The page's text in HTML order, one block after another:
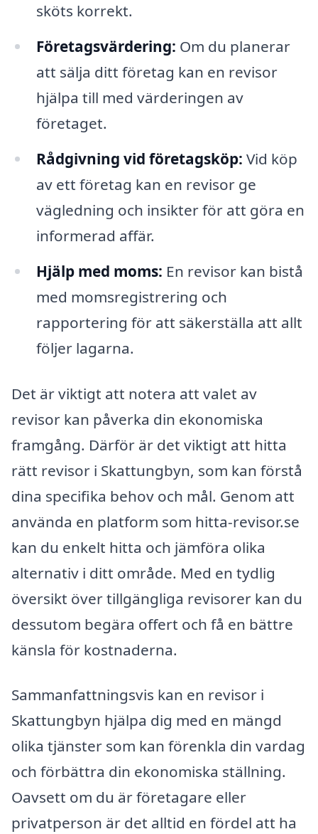
sköts korrekt.
Företagsvärdering: Om du planerar
att sälja ditt företag kan en revisor
hjälpa till med värderingen av
företaget.
Rådgivning vid företagsköp: Vid köp
av ett företag kan en revisor ge
vägledning och insikter för att göra en
informerad affär.
Hjälp med moms: En revisor kan bistå
med momsregistrering och
rapportering för att säkerställa att allt
följer lagarna.
Det är viktigt att notera att valet av
revisor kan påverka din ekonomiska
framgång. Därför är det viktigt att hitta
rätt revisor i Skattungbyn, som kan förstå
dina specifika behov och mål. Genom att
använda en platform som hitta-revisor.se
kan du enkelt hitta och jämföra olika
alternativ i ditt område. Med en tydlig
översikt över tillgängliga revisorer kan du
dessutom begära offert och få en bättre
känsla för kostnaderna.
Sammanfattningsvis kan en revisor i
Skattungbyn hjälpa dig med en mängd
olika tjänster som kan förenkla din vardag
och förbättra din ekonomiska ställning.
Oavsett om du är företagare eller
privatperson är det alltid en fördel att ha